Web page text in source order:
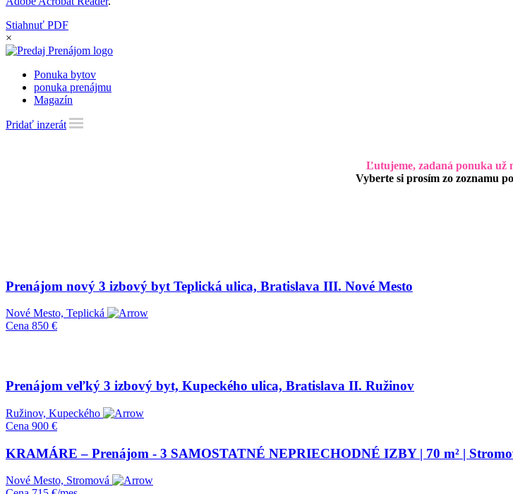
Stiahnuť PDF
×
Ponuka bytov
ponuka prenájmu
Magazín
Pridať inzerát
Ľutujeme, zadaná ponuka už
Vyberte si prosím zo zoznamu
Prenájom nový 3 izbový byt Teplická ulica, Bratislava III. Nové Mesto
Nové Mesto, Teplická
Cena 850 €
Prenájom veľký 3 izbový byt, Kupeckého ulica, Bratislava II. Ružinov
Ružinov, Kupeckého
Cena 900 €
KRAMÁRE – Prenájom - 3 SAMOSTATNÉ NEPRIECHODNÉ IZBY | 70 m² |
Nové Mesto, Stromová